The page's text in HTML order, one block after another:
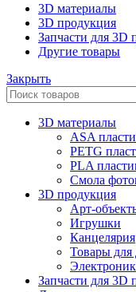
3D материалы
3D продукция
Запчасти для 3D
Другие товары
Закрыть
3D материалы
ASA
PETG
PLA
Смола
3D продукция
Арт-
Игрушки
Канцелярия
Товары для
Запчасти для 3D